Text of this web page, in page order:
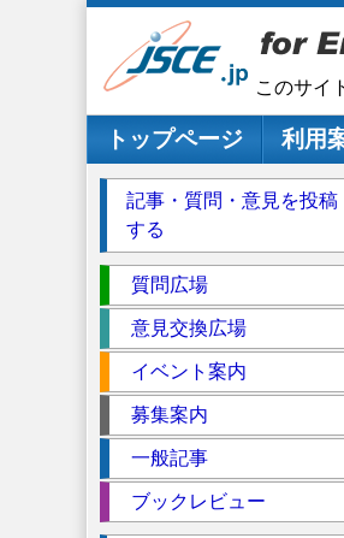
このサイ
メインナビゲーション
トップページ 利用
記事・質問・意見を投稿
する
ク
シ
質問広場
意見交換広場
イベント案内
募集案内
一般記事
ブックレビュー